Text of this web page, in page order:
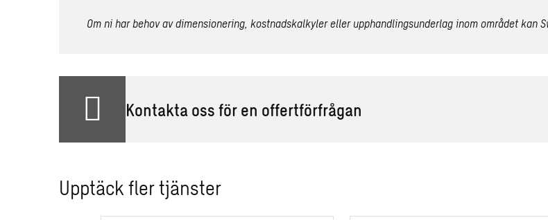
Om ni har behov av dimensionering, kostnadskalkyler eller upphandlingsunderlag inom området kan
Kontakta oss för en offertförfrågan
Upptäck fler tjänster